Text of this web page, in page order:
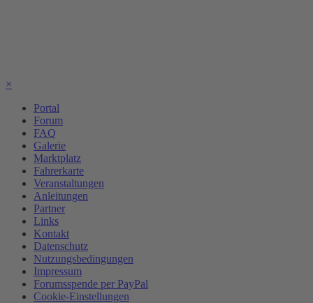
×
Portal
Forum
FAQ
Galerie
Marktplatz
Fahrerkarte
Veranstaltungen
Anleitungen
Partner
Links
Kontakt
Datenschutz
Nutzungsbedingungen
Impressum
Forumsspende per PayPal
Cookie-Einstellungen